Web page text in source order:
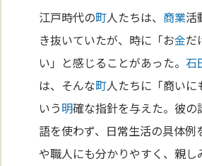
江戸時代の町人たちは、 商業活
き抜いていたが、時に「お金だ
い」と感じることがあった。石
は、そんな町人たちに「商いに
いう明確な指針を与えた。彼の
語を使わず、日常生活の具体例
や職人にも分かりやすく、親し